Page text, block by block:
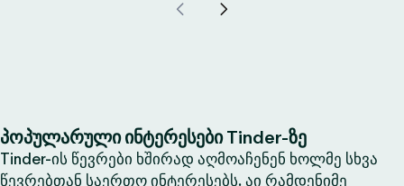
პოპულარული ინტერესები Tinder-ზე
Tinder-ის წევრები ხშირად აღმოაჩენენ ხოლმე სხვა
წევრებთან საერთო ინტერესებს. აი რამდენიმე